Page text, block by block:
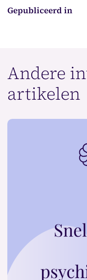
Gepubliceerd in
Andere
artikelen